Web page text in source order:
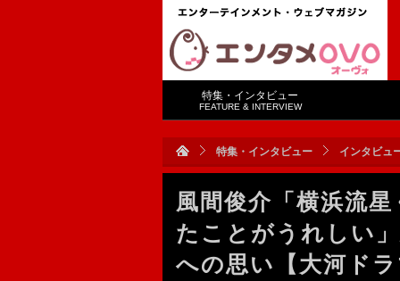
特集・インタビュー
FEATURE & INTERVIEW
特集・インタビュー インタビュ
風間俊介「横浜流
たことがうれしい
への思い【大河ド